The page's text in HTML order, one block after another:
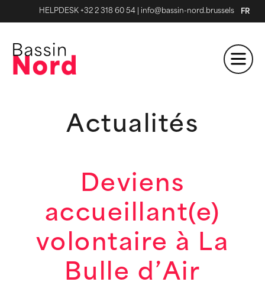
HELPDESK +32 2 318 60 54 info@bassin-nord.brussels FR
Actualités
Deviens
accueillant(e)
volontaire à La
Bulle d’Air